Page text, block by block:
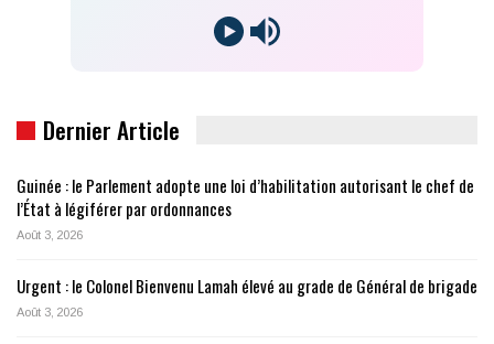
Dernier Article
Guinée : le Parlement adopte une loi d’habilitation autorisant le chef de
l’État à légiférer par ordonnances
Août 3, 2026
Urgent : le Colonel Bienvenu Lamah élevé au grade de Général de brigade
Août 3, 2026